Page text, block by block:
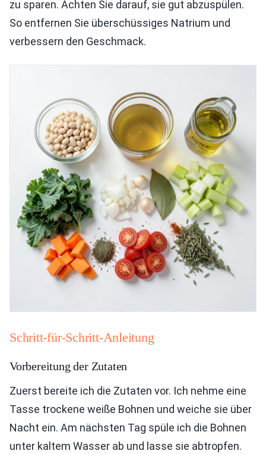
zu sparen. Achten Sie darauf, sie gut abzuspülen.
So entfernen Sie überschüssiges Natrium und
verbessern den Geschmack.
Schritt-für-Schritt-Anleitung
Vorbereitung der Zutaten
Zuerst bereite ich die Zutaten vor. Ich nehme eine
Tasse trockene weiße Bohnen und weiche sie über
Nacht ein. Am nächsten Tag spüle ich die Bohnen
unter kaltem Wasser ab und lasse sie abtropfen.